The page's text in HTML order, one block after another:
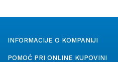
INFORMACIJE O KOMPANIJI
POMOĆ PRI ONLINE KUPOVINI